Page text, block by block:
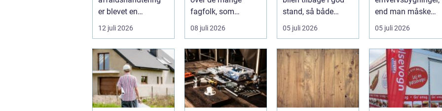
er blevet en
nøglefaktor i den
grønne omstilling.
Vi st...
12 juli 2026
fagfolk, som
hjælper pri...
08 juli 2026
stand, så både
sikk...
05 juli 2026
end man måske
tænker ov...
05 juli 2026